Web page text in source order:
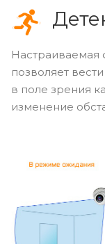
Настраиваемая
позволяет
в поле зрения
изменение